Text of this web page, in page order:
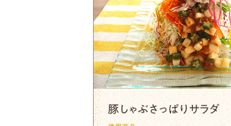
豚しゃぶさっぱりサラダ